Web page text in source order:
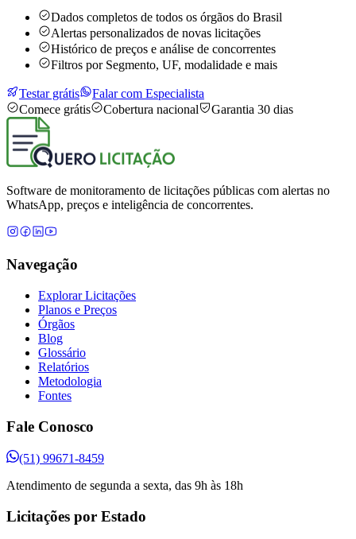
Dados completos de todos os órgãos do Brasil
Alertas personalizados de novas licitações
Histórico de preços e análise de concorrentes
Filtros por Segmento, UF, modalidade e mais
Testar grátis
Falar com Especialista
Comece grátis
Cobertura nacional Garantia 30 dias
Software de monitoramento de licitações públicas com alertas no
WhatsApp, preços e inteligência de concorrentes.
Navegação
Explorar Licitações
Planos e Preços
Órgãos
Blog
Glossário
Relatórios
Metodologia
Fontes
Fale Conosco
(51) 99671-8459
Atendimento de segunda a sexta, das 9h às 18h
Licitações por Estado